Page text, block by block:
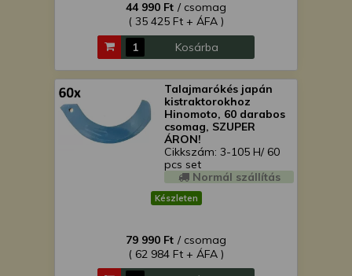
44 990 Ft / csomag
( 35 425 Ft + ÁFA )
Kosárba
Talajmarókés japán
kistraktorokhoz
Hinomoto, 60 darabos
csomag, SZUPER
ÁRON!
Cikkszám: 3-105 H/ 60
pcs set
Normál szállítás
Készleten
79 990 Ft / csomag
( 62 984 Ft + ÁFA )